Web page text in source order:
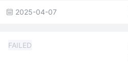
2025-04-07
FAILED